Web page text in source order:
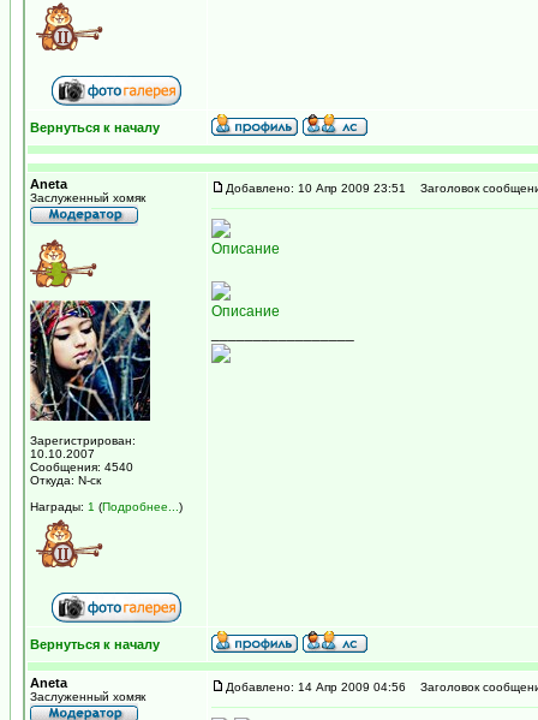
Вернуться к началу
Aneta
Заслуженный хомяк
Зарегистрирован:
10.10.2007
Сообщения: 4540
Откуда: N-ск
Награды: 1 (Подробнее... )
Добавлено: 10 Апр 2009 23:51 Заголовок
Описание
Описание
Вернуться к началу
Aneta
Заслуженный хомяк
Добавлено: 14 Апр 2009 04:56 Заголовок